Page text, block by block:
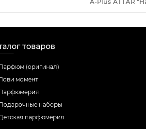
товаров
(оригинал)
момент
наборы
парфюмерия